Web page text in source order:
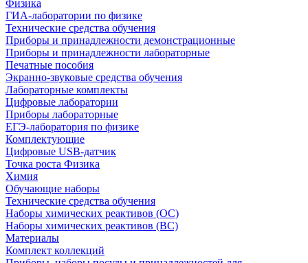
Физика
ГИА-лаборатории по физике
Технические средства обучения
Приборы и принадлежности демонстрационные
Приборы и принадлежности лабораторные
Печатные пособия
Экранно-звуковые средства обучения
Лабораторные комплекты
Цифровые лаборатории
Приборы лабораторные
ЕГЭ-лаборатория по физике
Комплектующие
Цифровые USB-датчик
Точка роста Физика
Химия
Обучающие наборы
Технические средства обучения
Наборы химических реактивов (ОС)
Наборы химических реактивов (ВС)
Материалы
Комплект коллекций